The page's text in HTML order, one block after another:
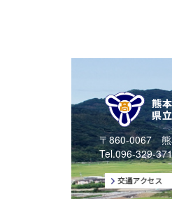
〒860-0067 熊
Tel.096-329-